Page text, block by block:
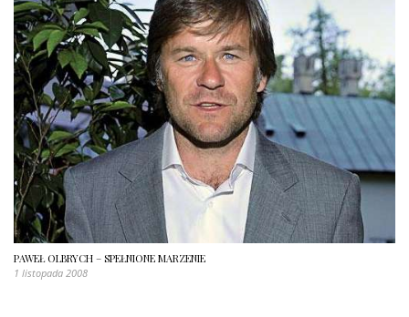
PAWEŁ OLBRYCH – SPEŁNIONE MARZENIE
1 listopada 2008